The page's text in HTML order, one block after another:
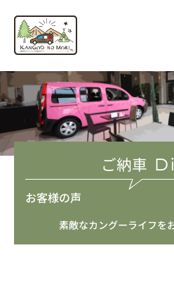
キ
ッ
プ
ご納車
お客様の声
素敵なカングーライフを